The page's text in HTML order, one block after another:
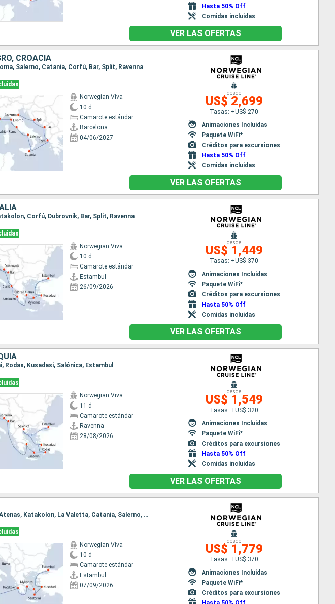
Hasta 50% Off
Comidas incluidas
VER LAS OFERTAS
CROACIA
Salerno, Catania, Corfú, Bar, Split, Ravenna
Norwegian Viva
10 d
Camarote estándar
Barcelona
04/06/2027
desde
US$ 2,699
Tasas: +US$ 270
Animaciones Incluidas
Paquete WiFi*
Créditos para excursiones
Hasta 50% Off
Comidas incluidas
VER LAS OFERTAS
Corfú, Dubrovnik, Bar, Split, Ravenna
Norwegian Viva
10 d
Camarote estándar
Estambul
26/09/2026
desde
US$ 1,449
Tasas: +US$ 370
Animaciones Incluidas
Paquete WiFi*
Créditos para excursiones
Hasta 50% Off
Comidas incluidas
VER LAS OFERTAS
Rodas, Kusadasi, Salónica, Estambul
Norwegian Viva
11 d
Camarote estándar
Ravenna
28/08/2026
desde
US$ 1,549
Tasas: +US$ 320
Animaciones Incluidas
Paquete WiFi*
Créditos para excursiones
Hasta 50% Off
Comidas incluidas
VER LAS OFERTAS
Itinerario : Estambul, Kusadasi, Santoríni, Mykonos, El Pireo Atenas, Katakolon, La Valetta, Catania, Salerno, Civitavecchia - Roma
Norwegian Viva
10 d
Camarote estándar
Estambul
07/09/2026
desde
US$ 1,779
Tasas: +US$ 370
Animaciones Incluidas
Paquete WiFi*
Créditos para excursiones